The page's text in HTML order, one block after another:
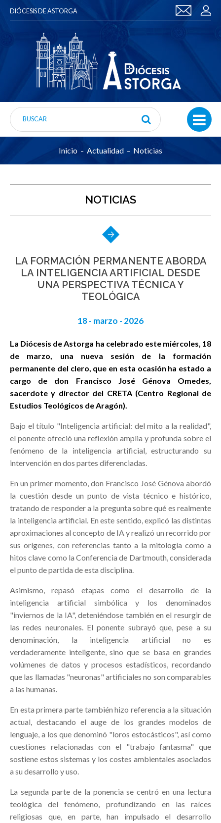
DIÓCESIS DE ASTORGA
Inicio Actualidad Noticias
NOTICIAS
LA FORMACIÓN PERMANENTE ABORDA
LA INTELIGENCIA ARTIFICIAL DESDE
UNA PERSPECTIVA TÉCNICA Y
TEOLÓGICA
18 - marzo - 2026
La Diócesis de Astorga ha celebrado este miércoles, 18
de marzo, una nueva sesión de la formación
permanente del clero, que en esta ocasión ha estado a
cargo de don Francisco José Génova Omedes,
sacerdote y director del CRETA (Centro Regional de
Estudios Teológicos de Aragón).
Bajo el título "Inteligencia artificial: del mito a la realidad",
el ponente ofreció una reflexión amplia y profunda sobre el
fenómeno de la inteligencia artificial, estructurando su
intervención en dos partes diferenciadas.
En un primer momento, don Francisco José Génova abordó
la cuestión desde un punto de vista técnico e histórico,
tratando de responder a la pregunta sobre qué es realmente
la inteligencia artificial. En este sentido, explicó las distintas
aproximaciones al concepto de IA y realizó un recorrido por
sus orígenes, con referencias tanto a la mitología como a
hitos clave como la Conferencia de Dartmouth, considerada
el punto de partida de esta disciplina.
Asimismo, repasó etapas como el desarrollo de la
inteligencia artificial simbólica y los denominados
"inviernos de la IA", deteniéndose también en el resurgir de
las redes neuronales. El ponente subrayó que, pese a su
denominación, la inteligencia artificial no es
verdaderamente inteligente, sino que se basa en grandes
volúmenes de datos y procesos estadísticos, recordando
que las llamadas "neuronas" artificiales no son comparables
a las humanas.
En esta primera parte también hizo referencia a la situación
actual, destacando el auge de los grandes modelos de
lenguaje, a los que denominó "loros estocásticos", así como
cuestiones relacionadas con el "trabajo fantasma" que
sostiene estos sistemas y los costes ambientales asociados
a su desarrollo y uso.
La segunda parte de la ponencia se centró en una lectura
teológica del fenómeno, profundizando en las raíces
religiosas que, en parte, han impulsado el desarrollo